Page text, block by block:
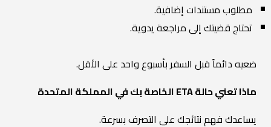
مطلوب مستندات إضافية.
تحتاج قضيتك إلى مراجعة يدوية.
ضعيه دائماً قبل السفر بأسبوع واحد على الأقل.
ماذا تعني حالة ETA الخاصة بك في المملكة المتحدة
يساعدك فهم نتائجك على التصرف بسرعة.